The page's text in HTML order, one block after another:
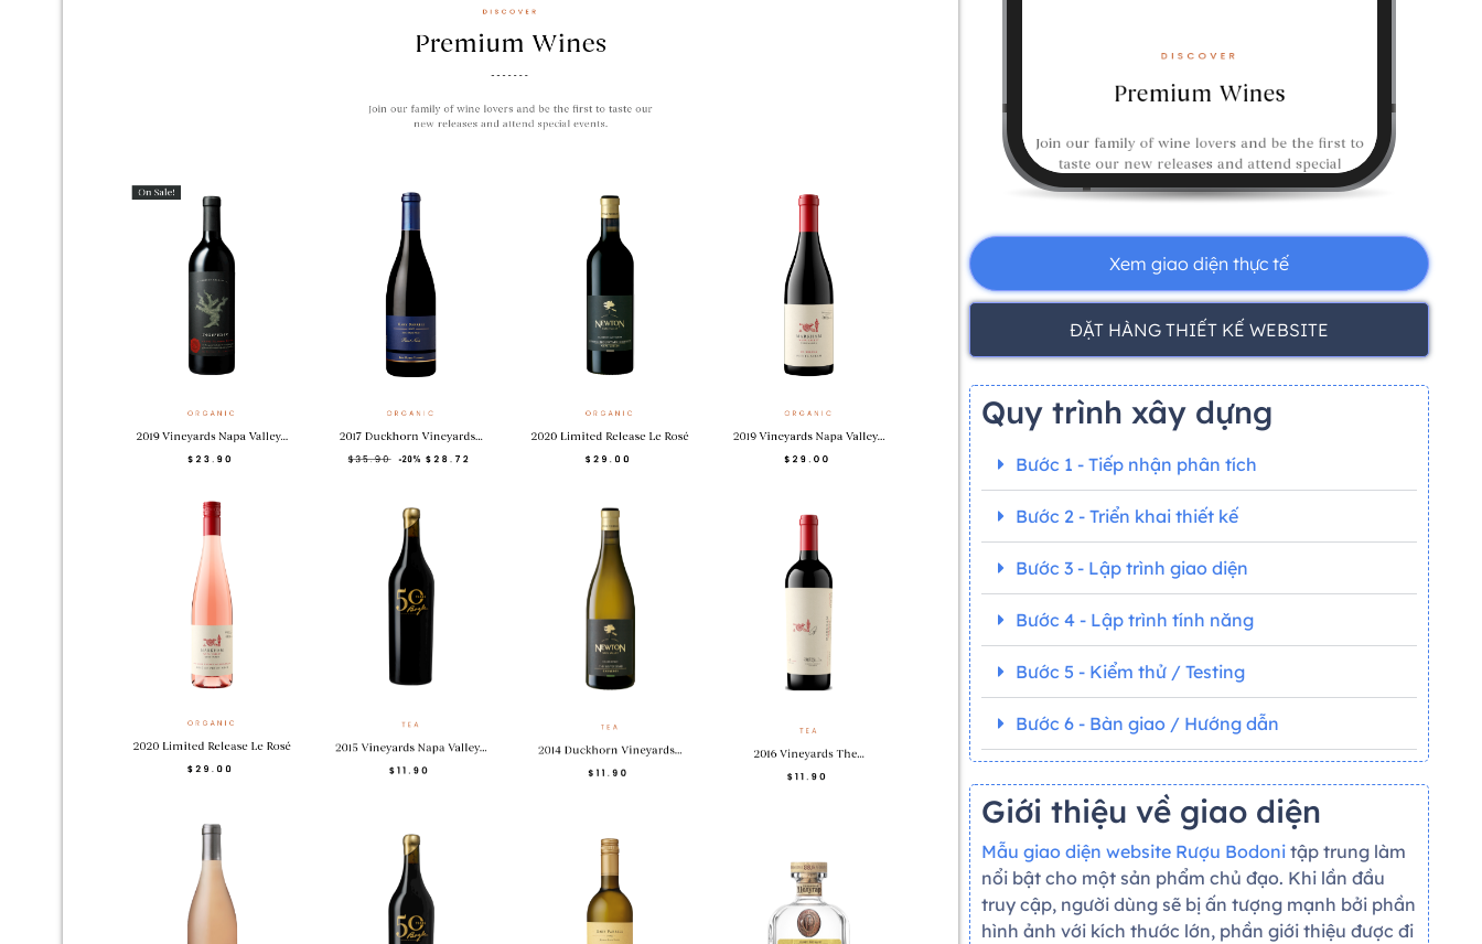
Xem giao diện thực tế
ĐẶT HÀNG THIẾT KẾ WEBSITE
Quy trình xây dựng
Bước 1 - Tiếp nhận phân tích
Bước 2 - Triển khai thiết kế
Bước 3 - Lập trình giao diện
Bước 4 - Lập trình tính năng
Bước 5 - Kiểm thử / Testing
Bước 6 - Bàn giao / Hướng dẫn
Giới thiệu về giao diện
Mẫu giao diện website Rượu Bodonitập trung làm
nổi bật cho một sản phẩm chủ đạo. Khi lần đầu
truy cập, người dùng sẽ bị ấn tượng mạnh bởi phần
hình ảnh với kích thước lớn, phần giới thiệu được đi